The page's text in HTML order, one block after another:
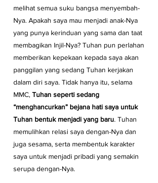
melihat semua suku bangsa menyembah-
Nya. Apakah saya mau menjadi anak-Nya
yang punya kerinduan yang sama dan taat
membagikan Injil-Nya? Tuhan pun perlahan
memberikan kepekaan kepada saya akan
panggilan yang sedang Tuhan kerjakan
dalam diri saya. Tidak hanya itu, selama
MMC, Tuhan seperti sedang
“menghancurkan” bejana hati saya untuk
Tuhan bentuk menjadi yang baru. Tuhan
memulihkan relasi saya dengan-Nya dan
juga sesama, serta membentuk karakter
saya untuk menjadi pribadi yang semakin
serupa dengan-Nya.